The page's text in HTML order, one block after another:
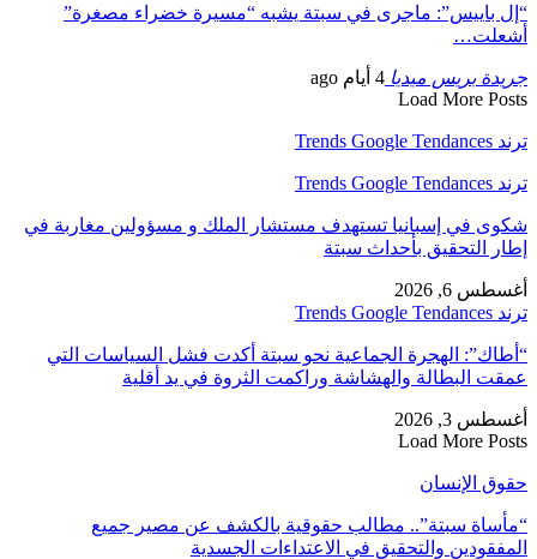
“إل باييس”: ماجرى في سبتة يشبه “مسيرة خضراء مصغرة”
أشعلت…
جريدة بريس ميديا 4 أيام ago
Load More Posts
ترند Trends Google Tendances
ترند Trends Google Tendances
شكوى في إسبانيا تستهدف مستشار الملك و مسؤولين مغاربة في
إطار التحقيق بأحداث سبتة
أغسطس 6, 2026
ترند Trends Google Tendances
“أطاك”: الهجرة الجماعية نحو سبتة أكدت فشل السياسات التي
عمقت البطالة والهشاشة وراكمت الثروة في يد أقلية
أغسطس 3, 2026
Load More Posts
حقوق الإنسان
“مأساة سبتة”.. مطالب حقوقية بالكشف عن مصير جميع
المفقودين والتحقيق في الاعتداءات الجسدية